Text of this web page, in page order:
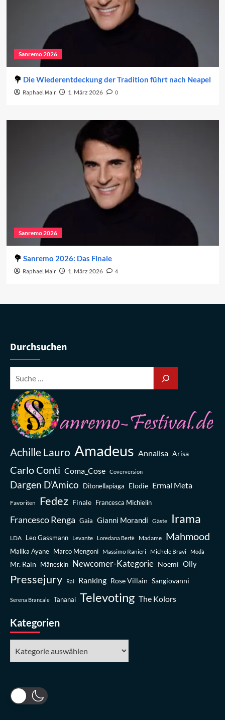
Sanremo 2026
Die Wiederentdeckung der Tradition führt nach Neapel
Raphael Mair 1. März 2026 0
Sanremo 2026
Sanremo 2026: Das Finale
Raphael Mair 1. März 2026 4
Durchsuchen
Achille Lauro Amadeus Annalisa Arisa
Carlo Conti Coma_Cose Coverversion
Dargen D’Amico Ditonellapiaga Elodie Ermal Meta
Favoriten Fedez Finale Francesca Michielin
Francesco Renga Gaia Gianni Morandi Gäste Irama
LDA Leo Gassmann Levante Loredana Bertè Madame Mahmood
Malika Ayane Marco Mengoni Massimo Ranieri Michele Bravi Modà
Mr. Rain Måneskin Newcomer-Kategorie Noemi Olly
Pressejury Rai Ranking Rose Villain Sangiovanni
Serena Brancale Tananai Televoting The Kolors
Kategorien